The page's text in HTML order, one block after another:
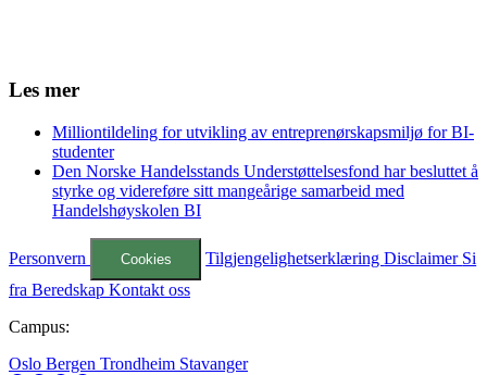
Les mer
Milliontildeling for utvikling av entreprenørskapsmiljø for BI-
studenter
Den Norske Handelsstands Understøttelsesfond har besluttet å
styrke og videreføre sitt mangeårige samarbeid med
Handelshøyskolen BI
Personvern Cookies TilgjengelighetserklæringDisclaimer Si
fra Beredskap Kontakt oss
Campus:
Oslo Bergen Trondheim Stavanger